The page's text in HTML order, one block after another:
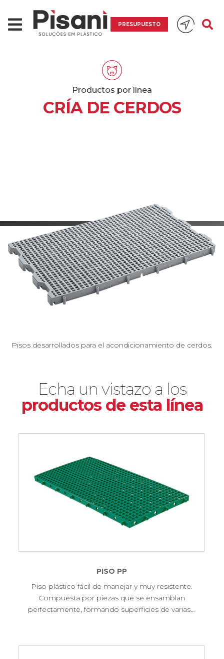
PRESUPUESTO
Productos por línea
CRÍA DE CERDOS
Pisos desarrollados para el acondicionamiento de cerdos.
Echa un vistazo a los
productos de esta línea
PISO PP
Piso plástico fácil de manejar y muy resistente.
Compuesta por piezas que se ensamblan
perfectamente, formando superficies de varias…